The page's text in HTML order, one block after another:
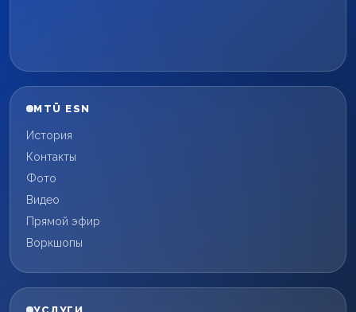
MTÜ ESN
История
Контакты
Фото
Видео
Прямой эфир
Воркшопы